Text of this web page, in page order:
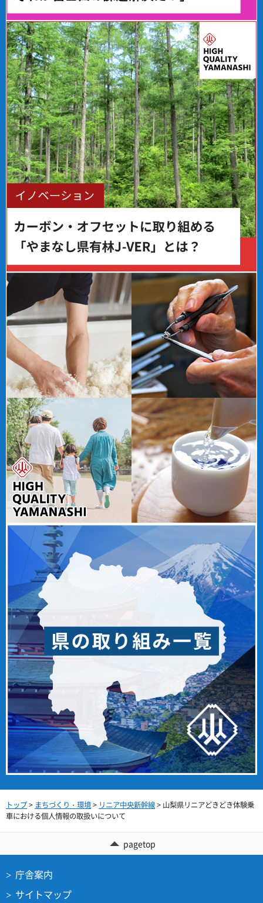
トップ> まちづくり・環境> リニア中央新幹線> 山梨県リニアどきどき体験乗
車における個人情報の取扱いについて
pagetop
庁舎案内
サイトマップ